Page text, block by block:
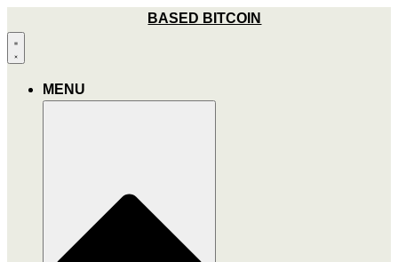
Inhalt
wechseln
BASED BITCOIN
MENU